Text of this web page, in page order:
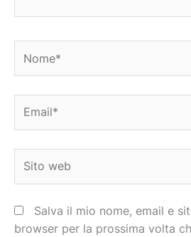
web
Salva il mio nome, email e
browser per la prossima volta